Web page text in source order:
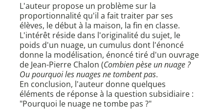
L'auteur propose un problème sur la
proportionnalité qu'il a fait traiter par ses
élèves, le début à la maison, la fin en classe.
L'intérêt réside dans l'originalité du sujet, le
poids d'un nuage, un cumulus dont l'énoncé
donne la modélisation, énoncé tiré d'un ouvrage
de Jean-Pierre Chalon (Combien pèse un nuage ?
Ou pourquoi les nuages ne tombent pas.
En conclusion, l'auteur donne quelques
éléments de réponse à la question subsidiaire :
"Pourquoi le nuage ne tombe pas ?"